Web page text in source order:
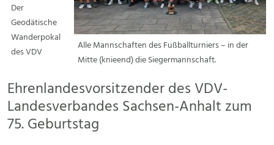
Der
Geodätische
Wanderpokal
des VDV
Alle Mannschaften des Fußballturniers – in der
Mitte (knieend) die Siegermannschaft.
Ehrenlandesvorsitzender des VDV-
Landesverbandes Sachsen-Anhalt zum
75. Geburtstag